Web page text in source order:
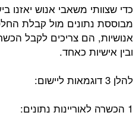
כדי שצוותי משאבי אנוש יאזנו
מבוססת נתונים מול קבלת
אנושיות, הם צריכים לקבל
ובין אישיות כאחד.
להלן 3 דוגמאות ליישום:
1 הכשרה לאוריינות נתונים: